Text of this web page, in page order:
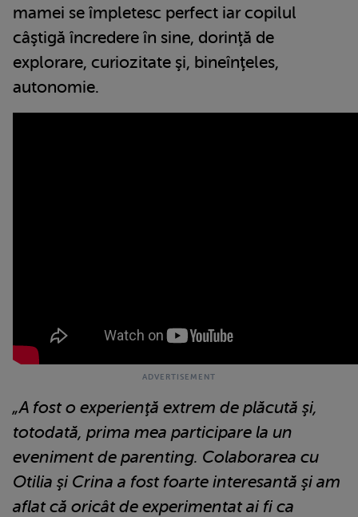
mamei se împletesc perfect iar copilul
câştigă încredere în sine, dorinţă de
explorare, curiozitate şi, bineînţeles,
autonomie.
„A fost o experienţă extrem de plăcută şi,
totodată, prima mea participare la un
eveniment de parenting. Colaborarea cu
Otilia şi Crina a fost foarte interesantă şi am
aflat că oricât de experimentat ai fi ca